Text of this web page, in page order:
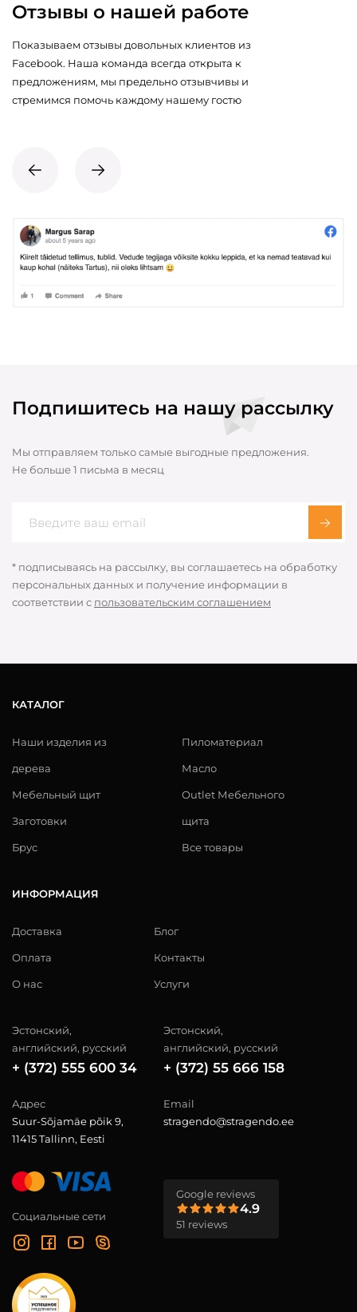
Отзывы о нашей работе
Показываем отзывы довольных клиентов из
Facebook. Наша команда всегда открыта к
предложениям, мы предельно отзывчивы и
стремимся помочь каждому нашему гостю
Подпишитесь на нашу рассылку
Мы отправляем только самые выгодные предложения.
Не больше 1 письма в месяц
* подписываясь на рассылку, вы соглашаетесь на обработку
персональных данных и получение информации в
соответствии с пользовательским соглашением
КАТАЛОГ
Наши изделия из
дерева
Мебельный щит
Заготовки
Брус
Пиломатериал
Масло
Outlet Мебельного
щита
Все товары
ИНФОРМАЦИЯ
Доставка
Оплата
О нас
Блог
Контакты
Услуги
Эстонский,
английский, русский
+ (372) 555 600 34
Эстонский,
английский, русский
+ (372) 55 666 158
Адрес
Suur-Sõjamäe põik 9,
11415 Tallinn, Eesti
Email
stragendo@stragendo.ee
Социальные сети
Google reviews
4.9
51 reviews